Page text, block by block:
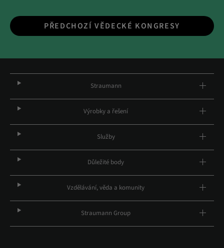
PŘEDCHOZÍ VĚDECKÉ KONGRESY
Straumann
Výrobky a řešení
Služby
Důležité body
Vzdělávání, věda a komunity
Straumann Group